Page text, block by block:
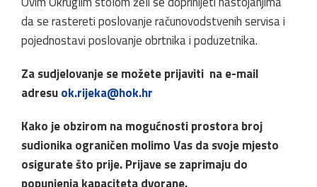
da se rastereti poslovanje računovodstvenih servisa i
pojednostavi poslovanje obrtnika i poduzetnika.
Za sudjelovanje se možete prijaviti na e-mail
adresuok.rijeka@hok.hr
Kako je obzirom na mogućnosti prostora broj
sudionika ograničen molimo Vas da svoje mjesto
osigurate što prije. Prijave se zaprimaju do